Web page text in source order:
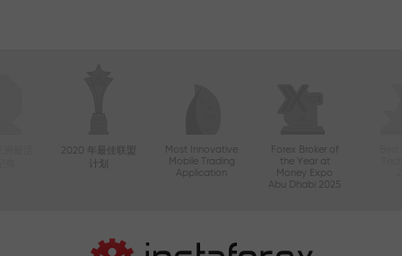
2020 年最佳联盟
Most Innovative
Mobile Trading
Application
Forex Broker of
the Year at
Money Expo
Abu Dhabi 2025